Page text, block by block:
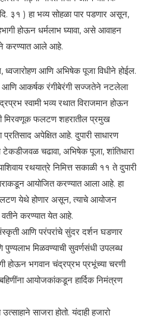
३१ ) हा भव्य सोहळा पार पडणार असून,
होऊन धर्मलाभ घ्यावा, असे आवाहन
करण्यात आले आहे.
ध्वजारोहण आणि अभिषेक पूजा विधीने होईल.
आणि आकर्षक रंगीबेरंगी सज्जतेने नटलेला
स्वामी भव्य रथात विराजमान होऊन
मिरवणूक फलटण शहरातील प्रमुख
अपेक्षित आहे. दुपारी साधारण
टेकडीजवळ चढावा, अभिषेक पूजा, शांतिधारा
रथयात्रे निमित्त सकाळी ११ ते दुपारी
आयोजित करण्यात आला आहे. हा
येथे होणार असून, त्याचे आयोजन
वतीने करण्यात येत आहे.
आणि परंपरांचे सुंदर दर्शन घडणार
मिळवण्याची सुवर्णसंधी उपलब्ध
होऊन भगवान चंद्रप्रभ प्रभूंच्या चरणी
आयोजकांकडून हार्दिक निमंत्रण
साजरा होतो. यंदाही हजारो